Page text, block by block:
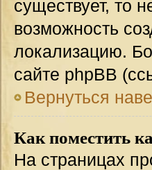
существует, то
возможность
локализацию.
сайте phpBB
Вернуться
Как поместить
На страницах